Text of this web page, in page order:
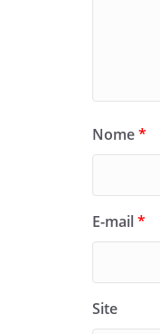
Nome*
E-mail*
Site